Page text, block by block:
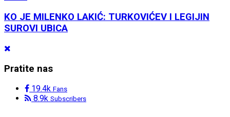
KO JE MILENKO LAKIĆ: TURKOVIĆEV I LEGIJIN
SUROVI UBICA
Pratite nas
19.4k Fans
8.9k Subscribers